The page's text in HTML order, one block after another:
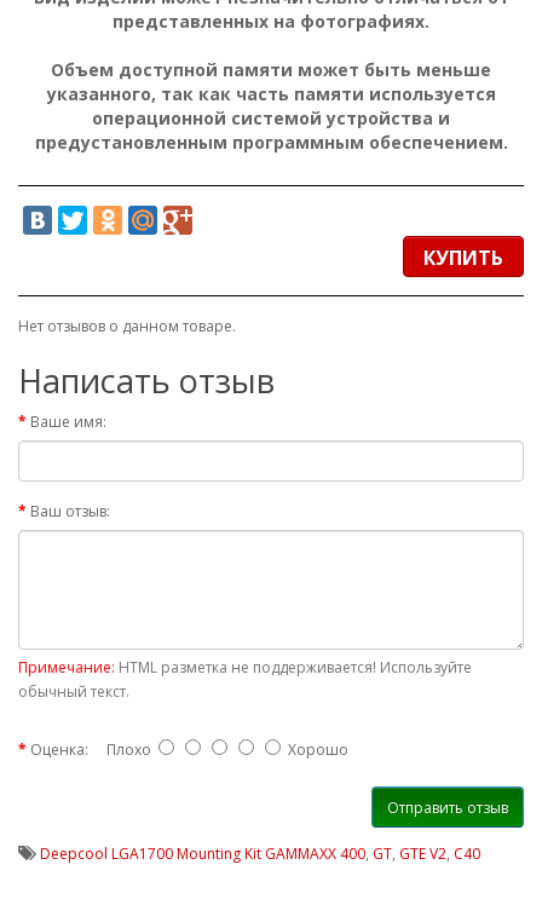
представленных на фотографиях.
Объем доступной памяти может быть меньше
указанного, так как часть памяти используется
операционной системой устройства и
предустановленным программным обеспечением.
КУПИТЬ
Нет отзывов о данном товаре.
Написать отзыв
Ваше имя:
Ваш отзыв:
Примечание: HTML разметка не поддерживается! Используйте
обычный текст.
Оценка: Плохо Хорошо
Отправить отзыв
Deepcool LGA1700 Mounting Kit GAMMAXX 400, GT, GTE V2, C40